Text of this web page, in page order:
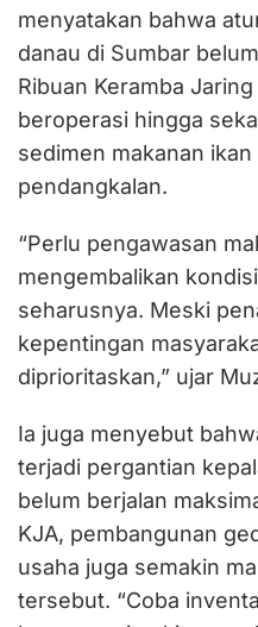
menyatakan bahwa
danau di Sumbar
Ribuan Keramba
beroperasi hingga
sedimen makanan
pendangkalan.
“Perlu pengawasan
mengembalikan
seharusnya. Meski
kepentingan
diprioritaskan,” ujar
Ia juga menyebut
terjadi pergantian
belum berjalan
KJA, pembangunan
usaha juga semakin
tersebut. “Coba